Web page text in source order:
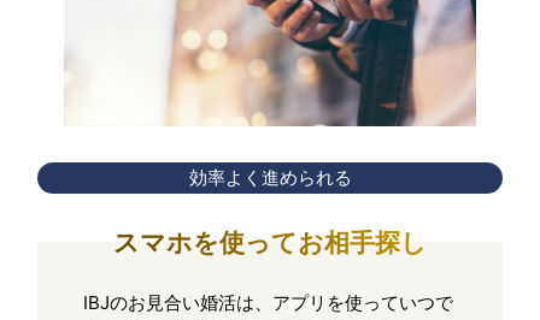
効率よく進められる
スマホを使ってお相手探し
IBJのお見合い婚活は、アプリを使っていつで